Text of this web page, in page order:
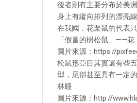
後者則有主要分布於美
身上有縱向排列的漂亮線
在我國，花栗鼠的代表
「假冒的樹松鼠」——花
圖片來源：https://
松鼠形亞目其實還有些
型，尾部甚至具有一定
林睡
圖片來源：http://